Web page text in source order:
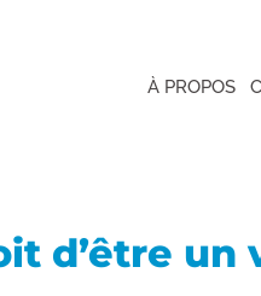
À PROPOS
d’être un